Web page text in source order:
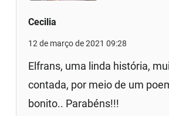
Cecilia
12 de março de 2021 09:28
Elfrans, uma linda história,
contada, por meio de um
bonito.. Parabéns!!!